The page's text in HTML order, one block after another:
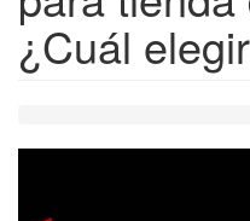
¿Cuál